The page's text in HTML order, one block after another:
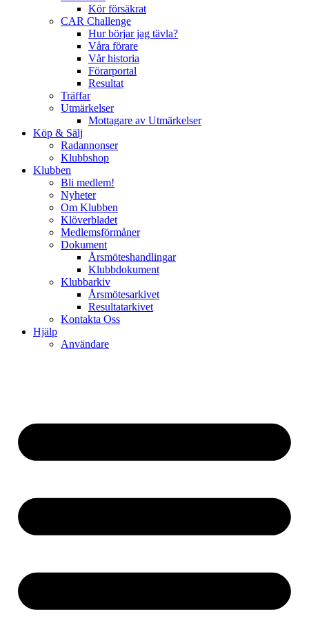
Kör försäkrat
CAR Challenge
Hur börjar jag tävla?
Våra förare
Vår historia
Förarportal
Resultat
Träffar
Utmärkelser
Mottagare av Utmärkelser
Köp & Sälj
Radannonser
Klubbshop
Klubben
Bli medlem!
Nyheter
Om Klubben
Klöverbladet
Medlemsförmåner
Dokument
Årsmöteshandlingar
Klubbdokument
Klubbarkiv
Årsmötesarkivet
Resultatarkivet
Kontakta Oss
Hjälp
Användare